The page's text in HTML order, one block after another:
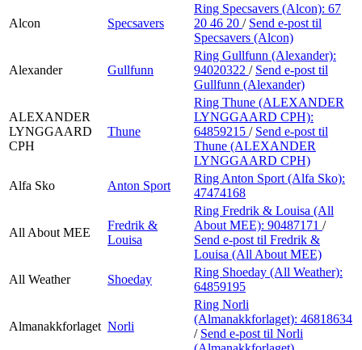
Alcon Specsavers
Ring Specsavers (Alcon): 67
20 46 20 / Send e-post til
Specsavers (Alcon)
Alexander Gullfunn
Ring Gullfunn (Alexander):
94020322 / Send e-post til
Gullfunn (Alexander)
ALEXANDER
LYNGGAARD
CPH
Thune
Ring Thune (ALEXANDER
LYNGGAARD CPH):
64859215 / Send e-post til
Thune (ALEXANDER
LYNGGAARD CPH)
Alfa Sko
Anton Sport
Ring Anton Sport (Alfa Sko):
47474168
All About MEE
Fredrik &
Louisa
Ring Fredrik & Louisa (All
About MEE): 90487171 /
Send e-post til Fredrik &
Louisa (All About MEE)
All Weather
Shoeday
Ring Shoeday (All Weather):
64859195
Almanakkforlaget Norli
Ring Norli
(Almanakkforlaget): 46818634
/ Send e-post til Norli